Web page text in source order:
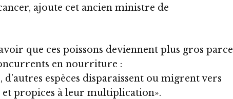
ajoute cet ancien ministre de
que ces poissons deviennent plus gros parce
en nourriture :
d’autres espèces disparaissent ou migrent vers
propices à leur multiplication».